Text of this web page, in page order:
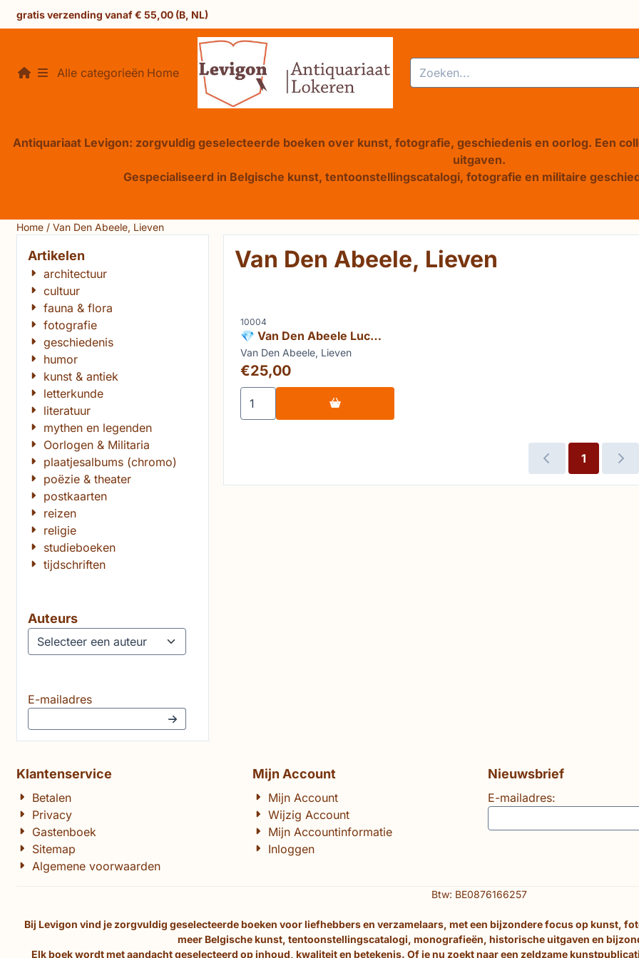
Cookievoorkeuren zijn beschikbaar. Kies instellingen of sta alle cookies toe.
gratis verzending vanaf € 55,00 (B, NL)
Alle categorieën Home Zoeken
Antiquariaat Levigon: zorgvuldig geselecteerde boeken over kunst, fotografie, geschiedenis en oorlog. Een
uitgaven.
Gespecialiseerd in Belgische kunst, tentoonstellingscatalogi, fotografie en militaire
Home / Van Den Abeele, Lieven
Artikelen
architectuur
cultuur
fauna & flora
fotografie
geschiedenis
humor
kunst & antiek
letterkunde
literatuur
mythen en legenden
Oorlogen & Militaria
plaatjesalbums (chromo)
poëzie & theater
postkaarten
reizen
religie
studieboeken
tijdschriften
Auteurs
E-mailadresVul je e-mailadres in voor de nieuwsbrief
Van Den Abeele, Lieven
Artikelnummer
10004
💎 Van Den Abeele Luc
Claus
Merk:
Van Den Abeele, Lieven
Prijs: 25,00
€25,00
Aantal kiezen voor 💎 Van Den Abeele Luc Claus
1
Klantenservice
Betalen
Privacy
Gastenboek
Sitemap
Algemene voorwaarden
Mijn Account
Mijn Account
Wijzig Account
Mijn Accountinformatie
Inloggen
Nieuwsbrief
E-mailadres:
Btw: BE0876166257
Bij Levigon vind je zorgvuldig geselecteerde boeken voor liefhebbers en verzamelaars, met een bijzondere focus op kunst,
meer Belgische kunst, tentoonstellingscatalogi, monografieën, historische uitgaven en
Elk boek wordt met aandacht geselecteerd op inhoud, kwaliteit en betekenis. Of je nu zoekt naar een zeldzame